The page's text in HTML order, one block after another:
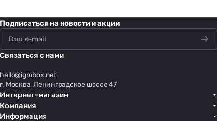
Подписаться на новости и акции
Связаться с нами
hello@igrobox.net
г. Москва, Ленинградское шоссе 47
Интернет-магазин
Компания
Информация